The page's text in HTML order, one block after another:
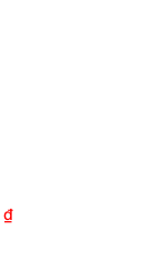
₫Giá
hiện